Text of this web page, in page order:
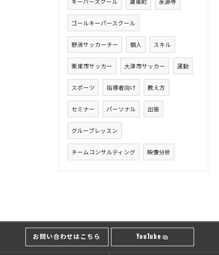
ゴールキーパースクール
野洲サッカーチー 個人 スキル
栗東市サッカー 大津市サッカー 運動
スポーツ 指導者向け 教え方
セミナー パーソナル 出張
グループレッスン
チームコンサルティング 映像分析
お問い合わせはこちら YouTube